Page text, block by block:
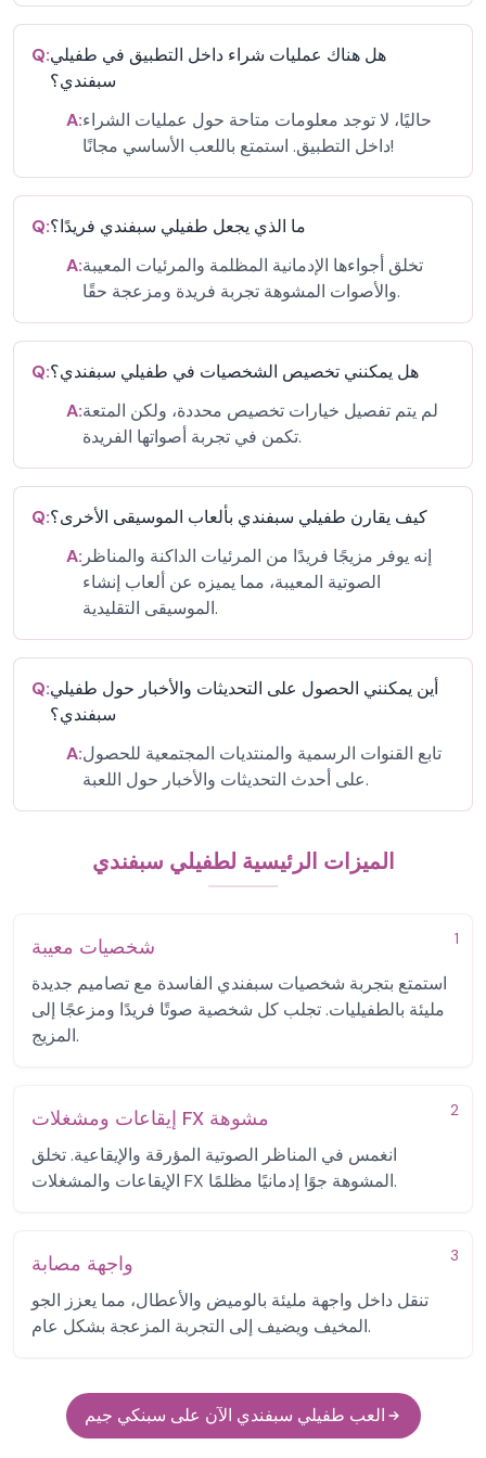
Q:هل هناك عمليات شراء داخل التطبيق في طفيلي
سبفندي؟
A:حاليًا، لا توجد معلومات متاحة حول عمليات الشراء
داخل التطبيق. استمتع باللعب الأساسي مجانًا!
Q:ما الذي يجعل طفيلي سبفندي فريدًا؟
A:تخلق أجواءها الإدمانية المظلمة والمرئيات المعيبة
والأصوات المشوهة تجربة فريدة ومزعجة حقًا.
Q:هل يمكنني تخصيص الشخصيات في طفيلي سبفندي؟
A:لم يتم تفصيل خيارات تخصيص محددة، ولكن المتعة
تكمن في تجربة أصواتها الفريدة.
Q:كيف يقارن طفيلي سبفندي بألعاب الموسيقى الأخرى؟
A: إنه يوفر مزيجًا فريدًا من المرئيات الداكنة والمناظر
الصوتية المعيبة، مما يميزه عن ألعاب إنشاء
الموسيقى التقليدية.
Q:أين يمكنني الحصول على التحديثات والأخبار حول طفيلي
سبفندي؟
A:تابع القنوات الرسمية والمنتديات المجتمعية للحصول
على أحدث التحديثات والأخبار حول اللعبة.
الميزات الرئيسية لطفيلي سبفندي
1 شخصيات معيبة
استمتع بتجربة شخصيات سبفندي الفاسدة مع تصاميم جديدة
مليئة بالطفيليات. تجلب كل شخصية صوتًا فريدًا ومزعجًا إلى
المزيج.
2 إيقاعات ومشغلات FX مشوهة
انغمس في المناظر الصوتية المؤرقة والإيقاعية. تخلق
الإيقاعات والمشغلات FX المشوهة جوًا إدمانيًا مظلمًا.
3 واجهة مصابة
تنقل داخل واجهة مليئة بالوميض والأعطال، مما يعزز الجو
المخيف ويضيف إلى التجربة المزعجة بشكل عام.
العب طفيلي سبفندي الآن على سبنكي جيم